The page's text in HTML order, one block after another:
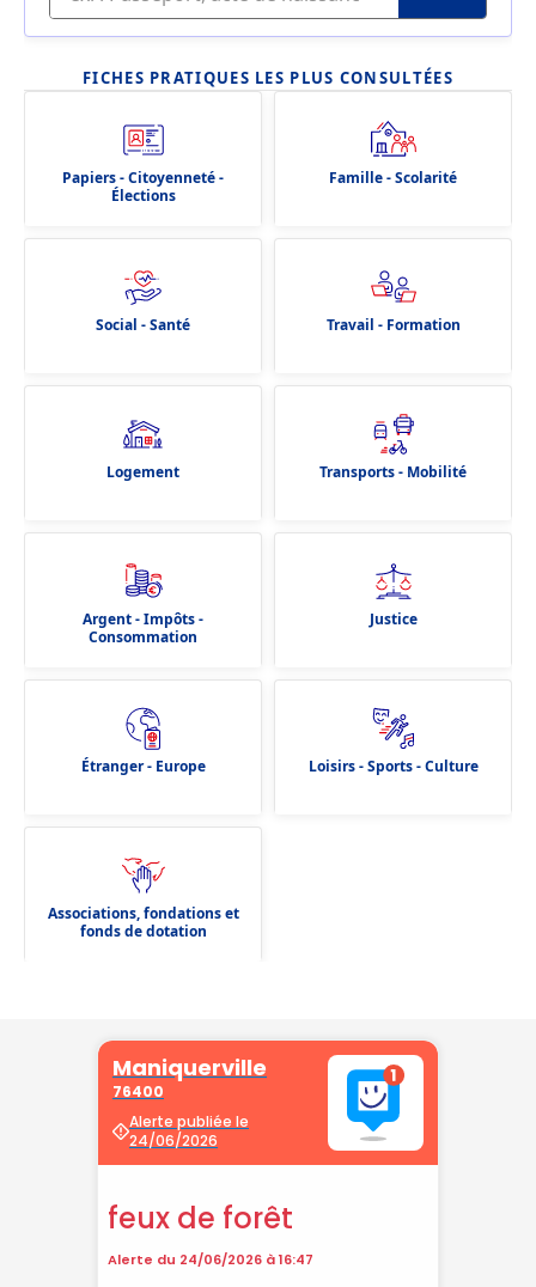
FICHES PRATIQUES LES PLUS CONSULTÉES
Papiers - Citoyenneté -
Élections
Famille - Scolarité
Social - Santé Travail - Formation
Logement Transports - Mobilité
Argent - Impôts -
Consommation
Justice
Étranger - Europe Loisirs - Sports - Culture
Associations, fondations et
fonds de dotation